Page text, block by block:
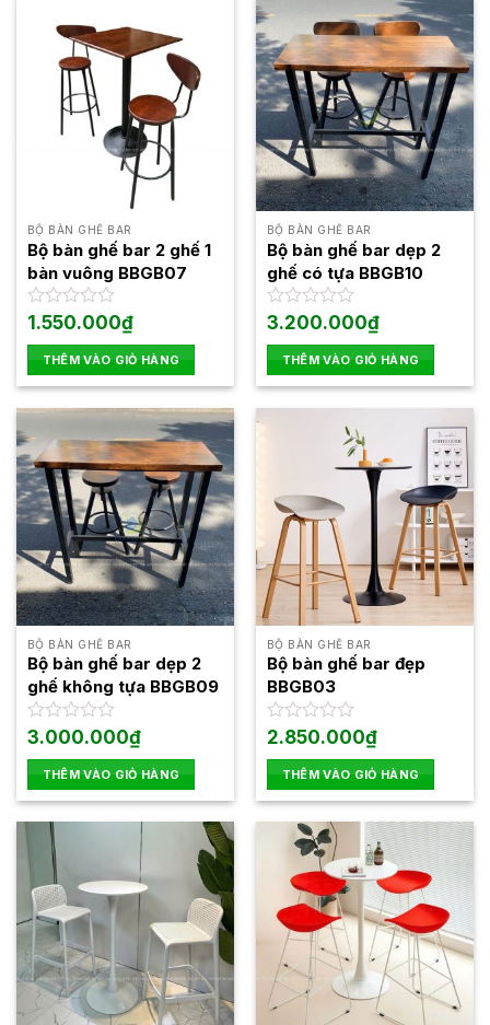
này
có
nhiều
biến
thể.
Các
tùy
chọn
có
thể
được
chọn
trên
trang
phẩm
BỘ BÀN GHẾ BAR
Bộ bàn ghế bar 2 ghế 1
bàn vuông BBGB07
Được
hạng
0
5
sao
1.550.000₫
THÊM VÀO GIỎ HÀNG
BỘ BÀN GHẾ BAR
Bộ bàn ghế bar dẹp 2
ghế có tựa BBGB10
Được
hạng
0
5
sao
3.200.000₫
THÊM VÀO GIỎ HÀNG
BỘ BÀN GHẾ BAR
Bộ bàn ghế bar dẹp 2
ghế không tựa BBGB09
Được
hạng
0
5
sao
3.000.000₫
THÊM VÀO GIỎ HÀNG
BỘ BÀN GHẾ BAR
Bộ bàn ghế bar đẹp
BBGB03
Được
hạng
0
5
sao
2.850.000₫
THÊM VÀO GIỎ HÀNG